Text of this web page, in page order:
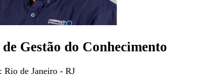
Gestão do Conhecimento
: Rio de Janeiro - RJ